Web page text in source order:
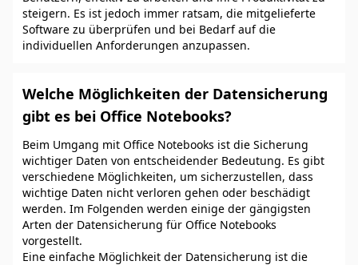
steigern. Es ist jedoch immer ratsam, die mitgelieferte
Software zu überprüfen und bei Bedarf auf die
individuellen Anforderungen anzupassen.
Welche Möglichkeiten der Datensicherung
gibt es bei Office Notebooks?
Beim Umgang mit Office Notebooks ist die Sicherung
wichtiger Daten von entscheidender Bedeutung. Es gibt
verschiedene Möglichkeiten, um sicherzustellen, dass
wichtige Daten nicht verloren gehen oder beschädigt
werden. Im Folgenden werden einige der gängigsten
Arten der Datensicherung für Office Notebooks
vorgestellt.
Eine einfache Möglichkeit der Datensicherung ist die